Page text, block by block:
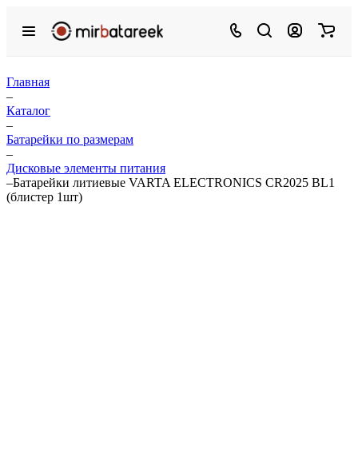
Главная
–
Каталог
–
Батарейки по размерам
–
Дисковые элементы питания
–Батарейки литиевые VARTA ELECTRONICS CR2025 BL1
(блистер 1шт)